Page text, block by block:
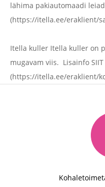
lähima pakiautomaadi leiad
(https://itella.ee/eraklient/
Itella kuller Itella kuller on
mugavam viis. Lisainfo SIIT
(https://itella.ee/eraklient/